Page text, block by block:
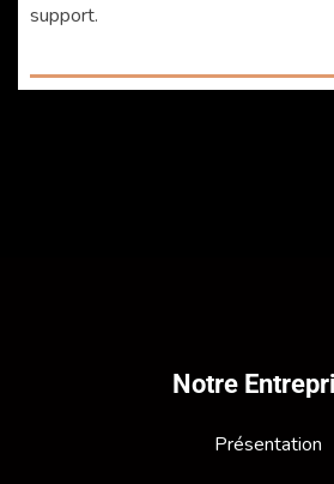
support.
Notre
Présentation